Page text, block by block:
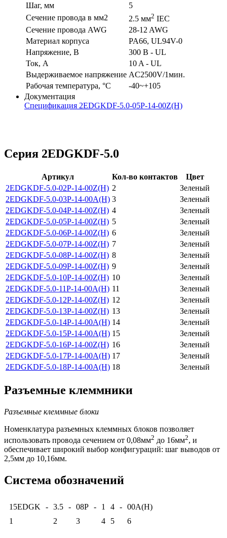
Шаг, мм
5
Сечение провода в мм2
2.5 мм2 IEC
Сечение провода AWG
28-12 AWG
Материал корпуса
PA66, UL94V-0
Напряжение, В
300 В - UL
Ток, А
10 A - UL
Выдерживаемое напряжение AC2500V/1мин.
Рабочая температура, °C
-40~+105
Документация
Спецификация 2EDGKDF-5.0-05P-14-00Z(H)
Серия 2EDGKDF-5.0
Артикул Кол-во контактов
Цвет
2EDGKDF-5.0-02P-14-00Z(H) 2
Зеленый
2EDGKDF-5.0-03P-14-00A(H) 3
Зеленый
2EDGKDF-5.0-04P-14-00Z(H) 4
Зеленый
2EDGKDF-5.0-05P-14-00Z(H) 5
Зеленый
2EDGKDF-5.0-06P-14-00Z(H) 6
Зеленый
2EDGKDF-5.0-07P-14-00Z(H) 7
Зеленый
2EDGKDF-5.0-08P-14-00Z(H) 8
Зеленый
2EDGKDF-5.0-09P-14-00Z(H) 9
Зеленый
2EDGKDF-5.0-10P-14-00Z(H) 10
Зеленый
2EDGKDF-5.0-11P-14-00A(H) 11
Зеленый
2EDGKDF-5.0-12P-14-00Z(H) 12
Зеленый
2EDGKDF-5.0-13P-14-00Z(H) 13
Зеленый
2EDGKDF-5.0-14P-14-00A(H) 14
Зеленый
2EDGKDF-5.0-15P-14-00A(H) 15
Зеленый
2EDGKDF-5.0-16P-14-00Z(H) 16
Зеленый
2EDGKDF-5.0-17P-14-00A(H) 17
Зеленый
2EDGKDF-5.0-18P-14-00A(H) 18 Зеленый
Разъемные клеммники
Разъемные клеммные блоки
Номенклатура разъемных клеммных блоков позволяет
использовать провода сечением от 0,08мм2 до 16мм2, и
обеспечивает широкий выбор конфигураций: шаг выводов от
2,5мм до 10,16мм.
Система обозначений
15EDGK - 3.5 - 08P - 1 4 - 00A(H)
1
2 3 4 5 6